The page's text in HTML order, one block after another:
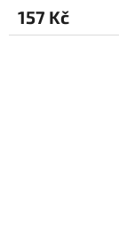
157 Kč